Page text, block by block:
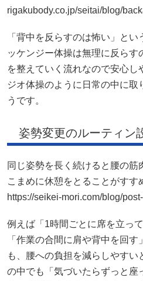
rigakubody.co.jp/seitai/blog/
「背中を反らすのは怖い」と
ッケンジー体操は無理に反ら
を整えていく流れなので安心し
ジオ体操のように日常の中に取
うです。
姿勢変更のルーティン
同じ姿勢を長く続けると腰の筋
こまめに休憩をとることがすす
https://seikei-mori.com/blog/post-
例えば「1時間ごとに席を立っ
「作業の合間に肩や背中を回
も、腰への負担を減らしやす
の中でも「気づいたらずっと座